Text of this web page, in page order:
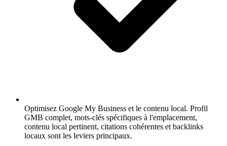
Optimisez Google My Business et le contenu local. Profil
GMB complet, mots-clés spécifiques à l'emplacement,
contenu local pertinent, citations cohérentes et backlinks
locaux sont les leviers principaux.